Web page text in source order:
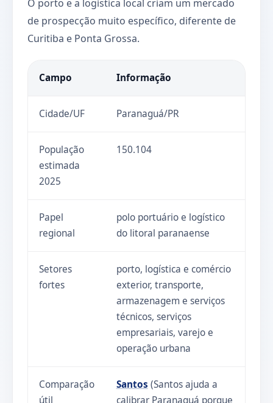
O porto e a logística local criam um mercado
de prospecção muito específico, diferente de
Curitiba e Ponta Grossa.
Campo Informação
Cidade/UF Paranaguá/PR
População
estimada
2025
150.104
Papel
regional
polo portuário e logístico
do litoral paranaense
Setores
fortes
porto, logística e comércio
exterior, transporte,
armazenagem e serviços
técnicos, serviços
empresariais, varejo e
operação urbana
Comparação
útil
Santos (Santos ajuda a
calibrar Paranaguá porque